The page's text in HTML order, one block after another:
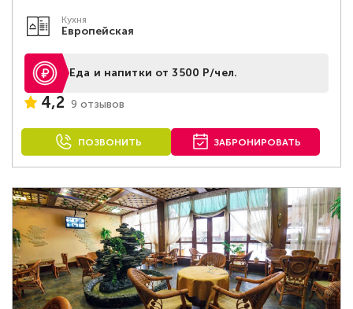
Кухня
Европейская
Еда и напитки от 3500 Р/чел.
4,2 9 отзывов
ПОЗВОНИТЬ ЗАБРОНИРОВАТЬ